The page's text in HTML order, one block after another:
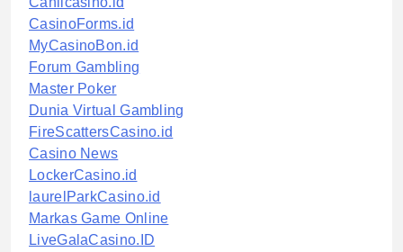
CasinoForms.id
MyCasinoBon.id
Forum Gambling
Master Poker
Dunia Virtual Gambling
FireScattersCasino.id
Casino News
LockerCasino.id
laurelParkCasino.id
Markas Game Online
LiveGalaCasino.ID